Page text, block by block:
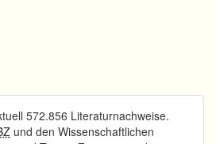
572.856 Literaturnachweise.
und den Wissenschaftlichen